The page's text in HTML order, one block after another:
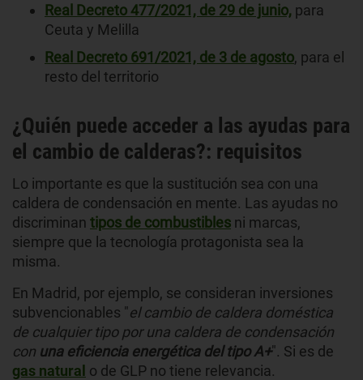
Real Decreto 477/2021, de 29 de junio, para
Ceuta y Melilla
Real Decreto 691/2021, de 3 de agosto, para el
resto del territorio
¿Quién puede acceder a las ayudas para
el cambio de calderas?: requisitos
Lo importante es que la sustitución sea con una
caldera de condensación en mente. Las ayudas no
discriminan tipos de combustibles ni marcas,
siempre que la tecnología protagonista sea la
misma.
En Madrid, por ejemplo, se consideran inversiones
subvencionables "el cambio de caldera doméstica
de cualquier tipo por una caldera de condensación
con una eficiencia energética del tipo A+". Si es de
gas natural o de GLP no tiene relevancia.